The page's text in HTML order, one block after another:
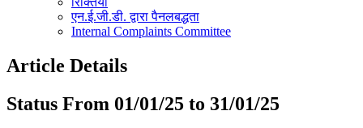
एन.ई.जी.डी. द्वारा पैनलबद्धता
Internal Complaints Committee
Article Details
Status From 01/01/25 to 31/01/25